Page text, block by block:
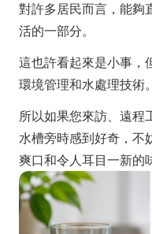
對許多居民而言，能夠
活的一部分。
這也許看起來是小事，
環境管理和水處理技術。
所以如果您來訪、遠程
水槽旁時感到好奇，不
爽口和令人耳目一新的